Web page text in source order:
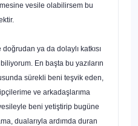
vesile olabilirsem bu
ya da dolaylı katkısı
En başta bu yazıların
sürekli beni teşvik eden,
ve arkadaşlarıma
beni yetiştirip bugüne
duala­rıyla ardımda duran